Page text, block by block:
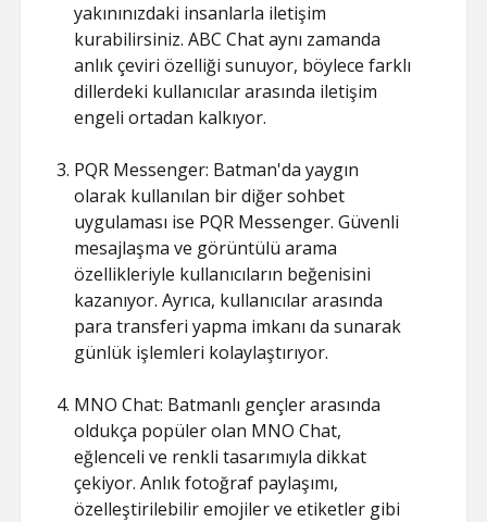
yakınınızdaki insanlarla iletişim
kurabilirsiniz. ABC Chat aynı zamanda
anlık çeviri özelliği sunuyor, böylece farklı
dillerdeki kullanıcılar arasında iletişim
engeli ortadan kalkıyor.
PQR Messenger: Batman'da yaygın
olarak kullanılan bir diğer sohbet
uygulaması ise PQR Messenger. Güvenli
mesajlaşma ve görüntülü arama
özellikleriyle kullanıcıların beğenisini
kazanıyor. Ayrıca, kullanıcılar arasında
para transferi yapma imkanı da sunarak
günlük işlemleri kolaylaştırıyor.
MNO Chat: Batmanlı gençler arasında
oldukça popüler olan MNO Chat,
eğlenceli ve renkli tasarımıyla dikkat
çekiyor. Anlık fotoğraf paylaşımı,
özelleştirilebilir emojiler ve etiketler gibi